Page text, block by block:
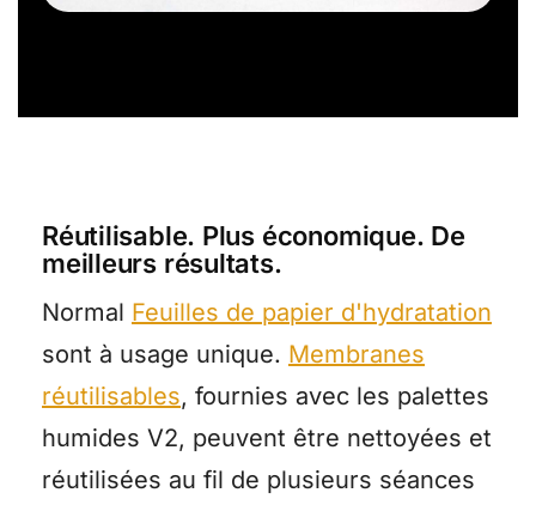
Réutilisable. Plus économique. De
meilleurs résultats.
Normal Feuilles de papier d'hydratation
sont à usage unique. Membranes
réutilisables, fournies avec les palettes
humides V2, peuvent être nettoyées et
réutilisées au fil de plusieurs séances